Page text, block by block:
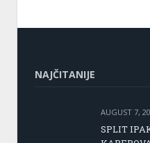
NAJČITANIJE
AUGUST 7,
SPLIT